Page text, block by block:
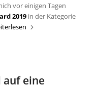
vor einigen Tagen
2019in der Kategorie
auf eine